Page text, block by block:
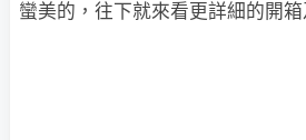
蠻美的，往下就來看更詳細的開箱